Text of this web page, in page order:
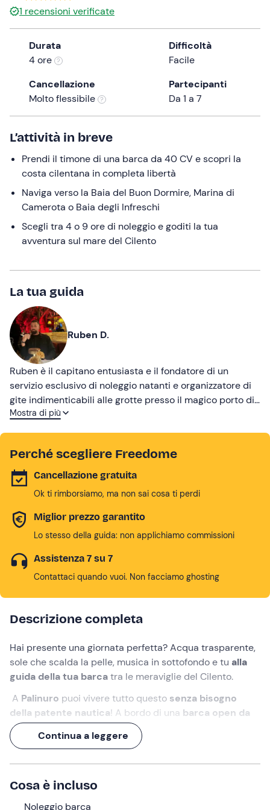
a
question
mark
the
shortcuts
changing
dates.
1 recensioni verificate
Durata
4 ore
Difficoltà
Facile
Cancellazione
Molto flessibile
Partecipanti
Da 1 a 7
L’attività in breve
Prendi il timone di una barca da 40 CV e scopri la
costa cilentana in completa libertà
Naviga verso la Baia del Buon Dormire, Marina di
Camerota o Baia degli Infreschi
Scegli tra 4 o 9 ore di noleggio e goditi la tua
avventura sul mare del Cilento
La tua guida
Ruben D.
Ruben è il capitano entusiasta e il fondatore di un
servizio esclusivo di noleggio natanti e organizzatore di
gite indimenticabili alle grotte presso il magico porto di
Palinuro.
Mostra di più
Perché scegliere Freedome
Cancellazione gratuita
Ok ti rimborsiamo, ma non sai cosa ti perdi
Miglior prezzo garantito
Lo stesso della guida: non applichiamo commissioni
Assistenza 7 su 7
Contattaci quando vuoi. Non facciamo ghosting
Descrizione completa
Hai presente una giornata perfetta? Acqua trasparente,
sole che scalda la pelle, musica in sottofondo e tu alla
guida della tua barcatra le meraviglie del Cilento.
A Palinuro puoi vivere tutto questo senza bisogno
della patente nautica! A bordo di una barca open da
5,80 metricon motoreda 40 CV
meraviglie della costa in completa autonomia, insieme al
Potrai noleggiarla per
giornata intera (9 ore)
leggendarie!
Continua a leggere
Cosa è incluso
Noleggio barca